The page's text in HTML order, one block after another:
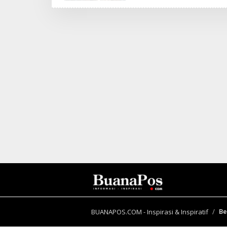
N
BUANAPOS.COM - Inspirasi & Inspiratif